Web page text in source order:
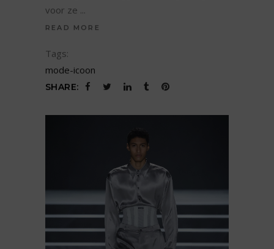
voor ze
READ MORE
Tags:
mode-icoon
SHARE: